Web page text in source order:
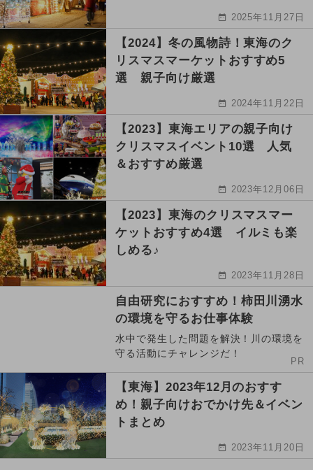
2025年11月27日
【2024】冬の風物詩！東海のク
リスマスマーケットおすすめ5
選 親子向け厳選
2024年11月22日
【2023】東海エリアの親子向け
クリスマスイベント10選 人気
＆おすすめ厳選
2023年12月06日
【2023】東海のクリスマスマー
ケットおすすめ4選 イルミも楽
しめる♪
2023年11月28日
自由研究におすすめ！柿田川湧水
の環境を守るお仕事体験
水中で発生した問題を解決！川の環境を
守る活動にチャレンジだ！
PR
【東海】2023年12月のおすす
め！親子向けおでかけ先＆イベン
トまとめ
2023年11月20日